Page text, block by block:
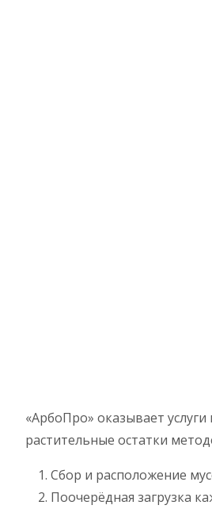
«АрбоПро» оказывает
растительные остатки
Сбор и расположение
Поочерёдная загрузка